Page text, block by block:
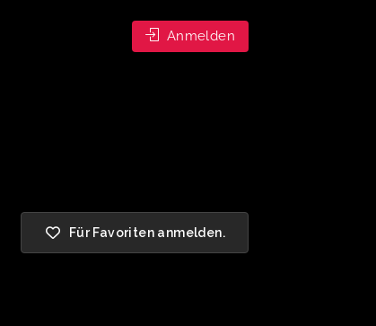
Anmelden
Für Favoriten anmelden.